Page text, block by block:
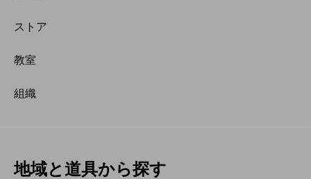
ストア
教室
組織
地域と道具から探す